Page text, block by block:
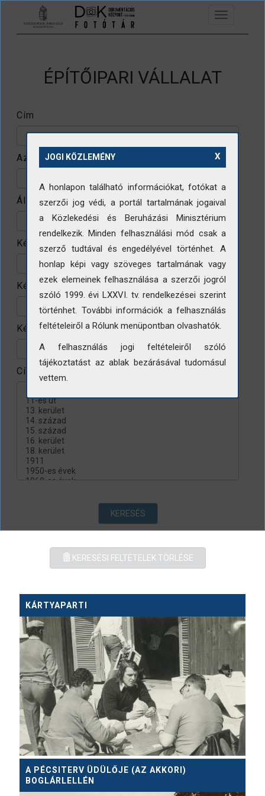
Ugrás a tartalomra
Toggle
navigation
ÉPÍTŐIPARI VÁLLALAT
Cím
Azonosító
Állomány
Készítő
Készítés helye
Készítés évtizede
Címke
KERESÉS
KERESÉSI FELTÉTELEK TÖRLÉSE
KÁRTYAPARTI
A PÉCSITERV ÜDÜLŐJE (AZ AKKORI)
BOGLÁRLELLÉN
X
JOGI KÖZLEMÉNY
A honlapon található információkat, fotókat a
szerzői jog védi, a portál tartalmának jogaival
a Közlekedési és Beruházási Minisztérium
rendelkezik. Minden felhasználási mód csak a
szerző tudtával és engedélyével történhet. A
honlap képi vagy szöveges tartalmának vagy
ezek elemeinek felhasználása a szerzői jogról
szóló 1999. évi LXXVI. tv. rendelkezései szerint
történhet. További információk a felhasználás
feltételeiről a Rólunk menüpontban olvashatók.
A felhasználás jogi feltételeiről szóló
tájékoztatást az ablak bezárásával tudomásul
vettem.